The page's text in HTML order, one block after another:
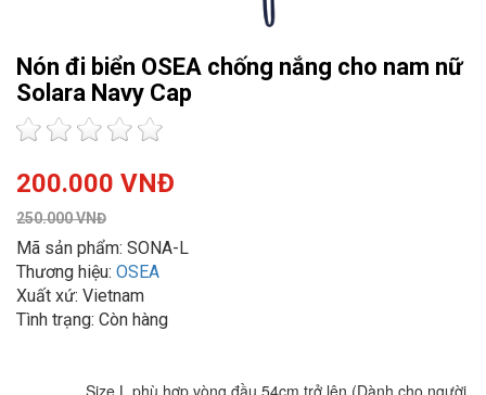
Nón đi biển OSEA chống nắng cho nam nữ
Solara Navy Cap
200.000 VNĐ
250.000 VNĐ
Mã sản phẩm: SONA-L
Thương hiệu: OSEA
Xuất xứ: Vietnam
Tình trạng: Còn hàng